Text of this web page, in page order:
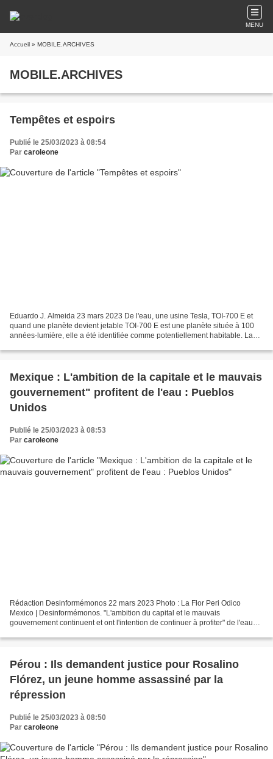
MENU
Accueil » MOBILE.ARCHIVES
MOBILE.ARCHIVES
Tempêtes et espoirs
Publié le 25/03/2023 à 08:54
Par caroleone
Eduardo J. Almeida 23 mars 2023 De l'eau, une usine Tesla, TOI-700 E et
quand une planète devient jetable TOI-700 E est une planète située à 100
années-lumière, elle a été identifiée comme potentiellement habitable. La
Mexique : L'ambition de la capitale et le mauvais
gouvernement" profitent de l'eau : Pueblos
Unidos
Publié le 25/03/2023 à 08:53
Par caroleone
Rédaction Desinformémonos 22 mars 2023 Photo : La Flor Peri Odico
Mexico | Desinformémonos. "L'ambition du capital et le mauvais
gouvernement continuent et ont l'intention de continuer à profiter" de l'eau
Pérou : Ils demandent justice pour Rosalino
Flórez, un jeune homme assassiné par la
répression
Publié le 25/03/2023 à 08:50
Par caroleone